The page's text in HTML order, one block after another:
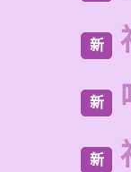
新
新
新